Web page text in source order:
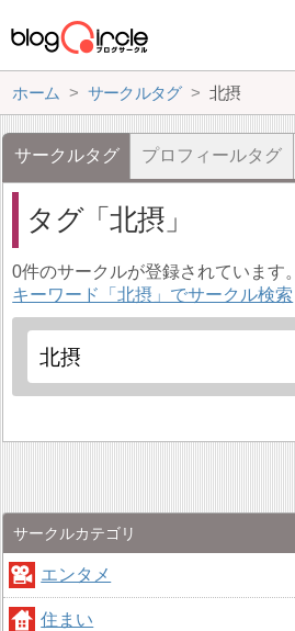
ホーム サークルタグ 北摂
サークルタグ プロフィールタグ
タグ 北摂
0件のサークルが登録されています。
キーワード「北摂」でサークル検索
サークルカテゴリ
エンタメ
住まい